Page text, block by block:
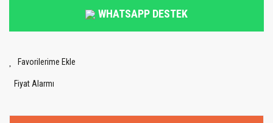
WHATSAPP DESTEK
Fiyat Alarmı